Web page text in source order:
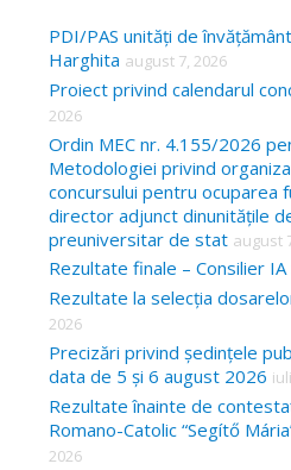
c
h
f
o
r
PDI/PAS unități de
Harghita august 7, 2026
Proiect privind calendarul
2026
Ordin MEC nr. 4.155/2026
Metodologiei privind
concursului pentru ocuparea
director adjunct dinunitățile
preuniversitar de stat august
Rezultate finale – Consilier IA
Rezultate la selecția
2026
Precizări privind ședințele
data de 5 și 6 august 2026
Rezultate înainte de
Romano-Catolic “Segítő
2026